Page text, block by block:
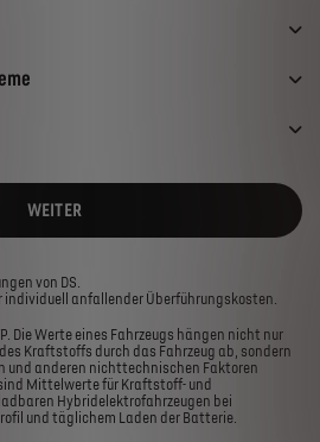
WEITER
von DS.
individuell anfallender Überführungskosten.
Die Werte eines Fahrzeugs hängen nicht nur
Kraftstoffs durch das Fahrzeug ab, sondern
und anderen nichttechnischen Faktoren
Mittelwerte für Kraftstoff- und
Hybridelektrofahrzeugen bei
und täglichem Laden der Batterie.